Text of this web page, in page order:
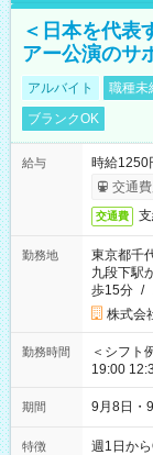
＜日本を代表
アー公演のサ
アルバイト 職種未
ブランクOK
給与
時給1250
交通
交通費
勤務地
東京都千
九段下駅
歩15分 /
株式会
勤務時間
＜シフト
19:00 12:30～22:00 上記の時
時間は変
期間 9月8日・
特徴 週1日か